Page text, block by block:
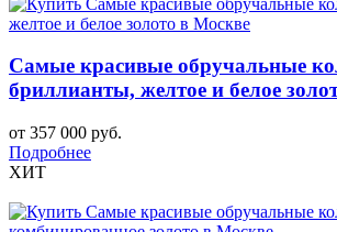
Самые красивые обручальные
бриллианты, желтое и белое
от 357 000 руб.
Подробнее
ХИТ